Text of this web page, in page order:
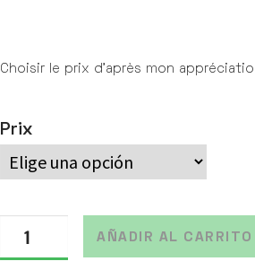
Choisir le prix d’après mon
Prix
AÑADIR AL CARRITO